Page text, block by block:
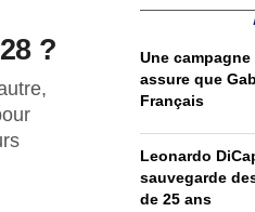
?
Une
assure que
Français
Leonardo
sauvegarde
de 25 ans